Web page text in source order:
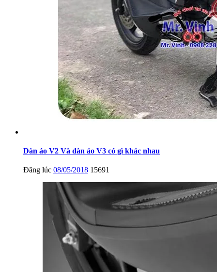
Dàn áo V2 Và dàn áo V3 có gì khác nhau
Đăng lúc 08/05/2018 15691